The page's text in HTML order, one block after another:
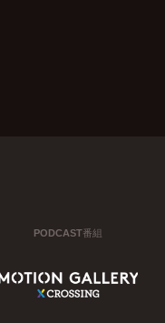
PODCAST番組